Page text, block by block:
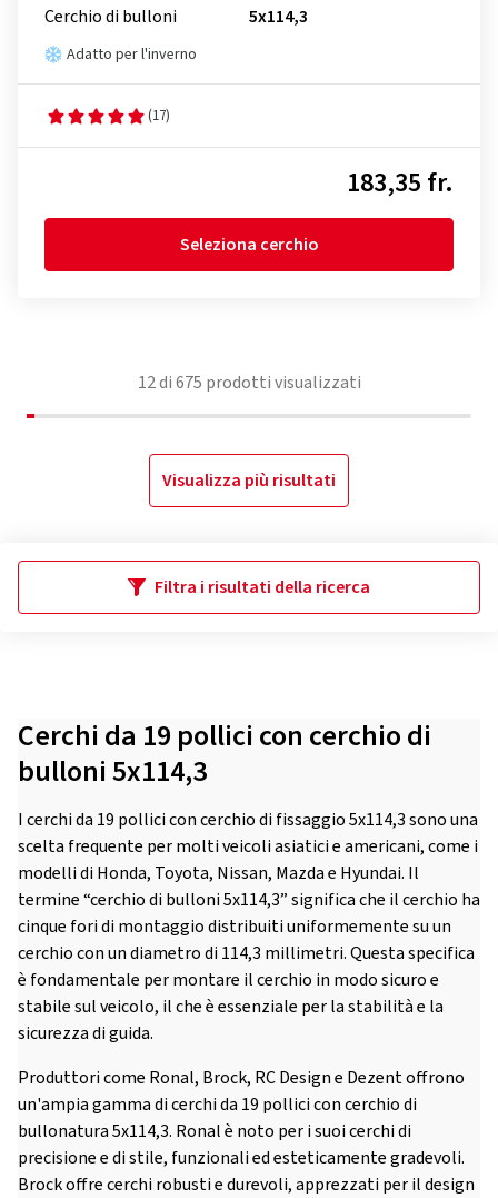
Cerchio di bulloni 5x114,3
Adatto per l'inverno
(17)
183,35 fr.
Seleziona cerchio
12di675 prodotti visualizzati
Visualizza più risultati
Filtra i risultati della ricerca
Cerchi da 19 pollici con cerchio di
bulloni 5x114,3
I cerchi da 19 pollici con cerchio di fissaggio 5x114,3 sono una
scelta frequente per molti veicoli asiatici e americani, come i
modelli di Honda, Toyota, Nissan, Mazda e Hyundai. Il
termine “cerchio di bulloni 5x114,3” significa che il cerchio ha
cinque fori di montaggio distribuiti uniformemente su un
cerchio con un diametro di 114,3 millimetri. Questa specifica
è fondamentale per montare il cerchio in modo sicuro e
stabile sul veicolo, il che è essenziale per la stabilità e la
sicurezza di guida.
Produttori come Ronal, Brock, RC Design e Dezent offrono
un'ampia gamma di cerchi da 19 pollici con cerchio di
bullonatura 5x114,3. Ronal è noto per i suoi cerchi di
precisione e di stile, funzionali ed esteticamente gradevoli.
Brock offre cerchi robusti e durevoli, apprezzati per il design